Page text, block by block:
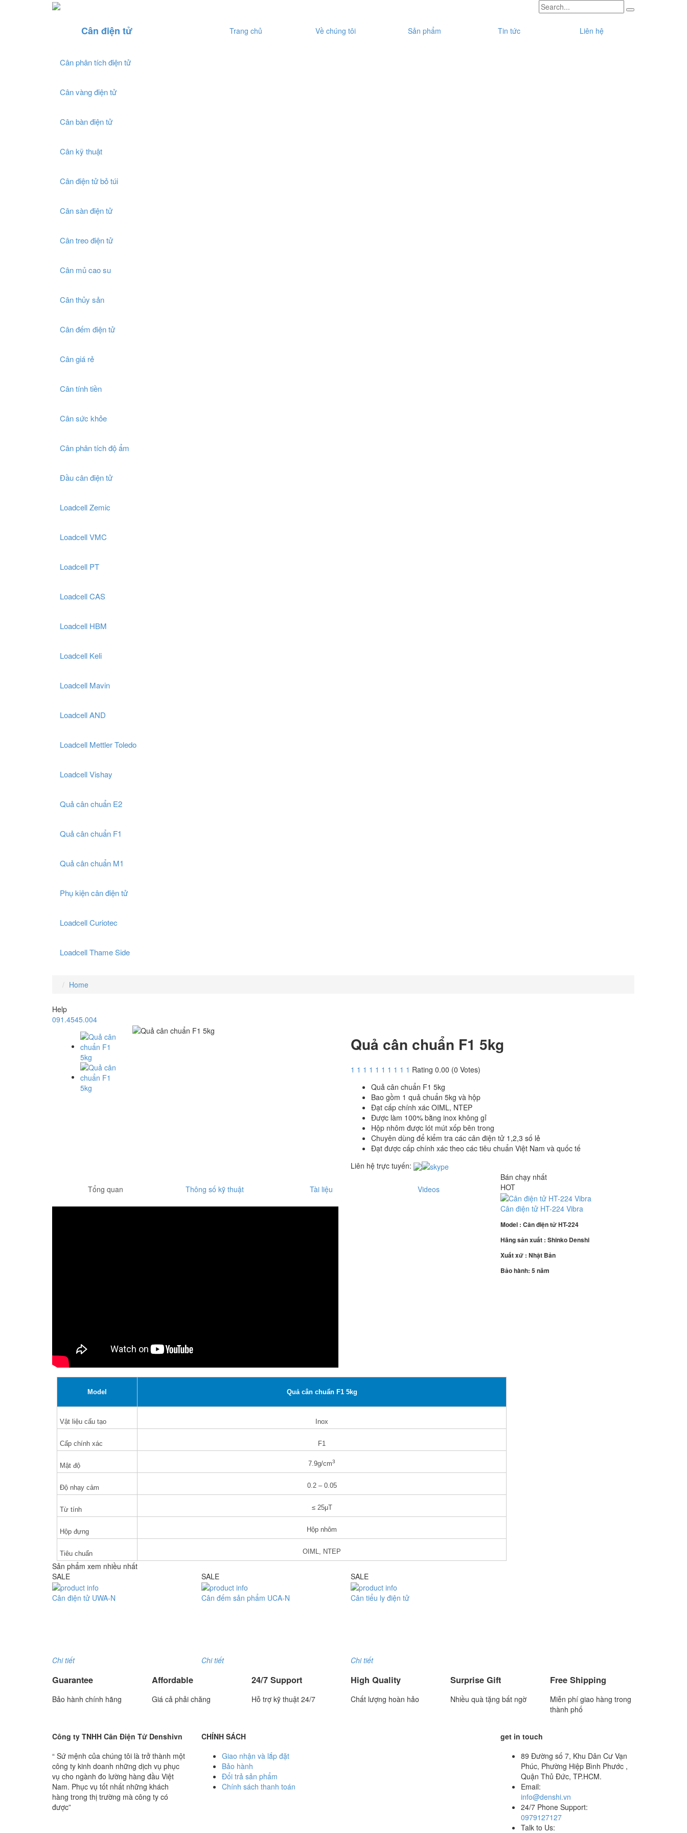
Cân điện tử
Cân phân tích điện tử
Cân vàng điện tử
Cân bàn điện tử
Cân kỹ thuật
Cân điện tử bỏ túi
Cân sàn điện tử
Cân treo điện tử
Cân mủ cao su
Cân thủy sản
Cân đếm điện tử
Cân giá rẻ
Cân tính tiền
Cân sức khỏe
Cân phân tích độ ẩm
Đầu cân điện tử
Loadcell Zemic
Loadcell VMC
Loadcell PT
Loadcell CAS
Loadcell HBM
Loadcell Keli
Loadcell Mavin
Loadcell AND
Loadcell Mettler Toledo
Loadcell Vishay
Quả cân chuẩn E2
Quả cân chuẩn F1
Quả cân chuẩn M1
Phụ kiện cân điện tử
Loadcell Curiotec
Loadcell Thame Side
Trang chủ Về chúng tôi Sản phẩm Tin tức Liên hệ
Home
Help
091.4545.004
Quả cân chuẩn F1 5kg
1 1 1 1 1 1 1 1 1 1 Rating 0.00 (0 Votes)
Quả cân chuẩn F1 5kg
Bao gồm 1 quả chuẩn 5kg và hộp
Đạt cấp chính xác OIML, NTEP
Được làm 100% bằng inox không gỉ
Hộp nhôm được lót mút xốp bên trong
Chuyên dùng để kiểm tra các cân điện tử 1,2,3 số lẻ
Đạt được cấp chính xác theo các tiêu chuẩn Việt Nam và quốc tế
Liên hệ trực tuyến:
Tổng quan Thông số kỹ thuật Tài liệu Videos
Model Quả cân chuẩn F1 5kg
Vật liệu cấu tạo Inox
Cấp chính xác F1
Mật độ 7.9g/cm3
Độ nhạy cảm 0.2 – 0.05
Từ tính ≤ 25μT
Hộp đựng Hộp nhôm
Tiêu chuẩn OIML, NTEP
Bán chạy nhất
HOT
Cân điện tử HT-224 Vibra
Model : Cân điện tử HT-224
Hãng sản xuất : Shinko Denshi
Xuất xứ : Nhật Bản
Bảo hành: 5 năm
Sản phẩm xem nhiều nhất
SALE
Cân điện tử UWA-N
Chi tiết
SALE
Cân đếm sản phẩm UCA-N
Chi tiết
SALE
Cân tiểu ly điện tử
Chi tiết
Guarantee
Bảo hành chính hãng
Affordable
Giá cả phải chăng
24/7 Support
Hỗ trợ kỹ thuật 24/7
High Quality
Chất lượng hoàn hảo
Surprise Gift
Nhiều quà tặng bất ngờ
Free Shipping
Miễn phí giao hàng trong
thành phố
Công ty TNHH Cân Điện Tử Denshivn
“ Sứ mệnh của chúng tôi là trở thành một
công ty kinh doanh những dịch vụ phục
vụ cho ngành đo lường hàng đầu Việt
Nam. Phục vụ tốt nhất những khách
hàng trong thị trường mà công ty có
được”
CHÍNH SÁCH
Giao nhận và lắp đặt
Bảo hành
Đổi trả sản phẩm
Chính sách thanh toán
get in touch
89 Đường số 7, Khu Dân Cư Vạn
Phúc, Phường Hiệp Bình Phước ,
Quận Thủ Đức, TP.HCM.
Email:
info@denshi.vn
24/7 Phone Support:
0979127127
Talk to Us: